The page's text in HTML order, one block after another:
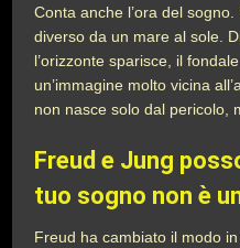
Conta anche l’ora del
diverso da un mare al sole.
l’orizzonte sparisce, il
un’immagine molto vicina
non nasce solo dal pericolo,
Freud e Jung
tuo sogno non è
Freud ha cambiato il modo